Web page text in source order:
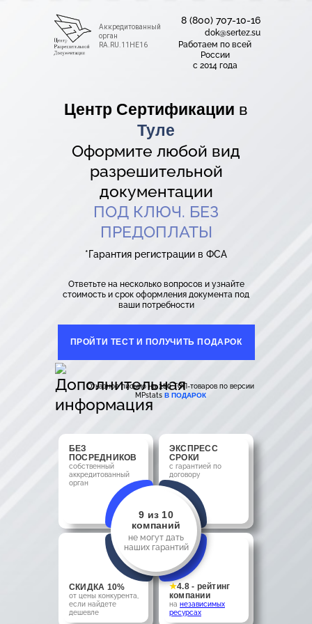
Аккредитованный
орган
RA.RU.11НЕ16
8 (800) 707-10-16
dok@sertez.su
Работаем по всей
Роcсии
с 2014 года
Центр Сертификации в
Туле
Оформите любой вид
разрешительной
документации
ПОД КЛЮЧ. БЕЗ
ПРЕДОПЛАТЫ
*Гарантия регистрации в ФСА
Ответьте на несколько вопросов и узнайте
стоимость и срок оформления документа под
ваши потребности
ПРОЙТИ ТЕСТ И ПОЛУЧИТЬ ПОДАРОК
Отказное письмо на150ТОП-товаров по версии
MPstats В ПОДАРОК
БЕЗ
ПОСРЕДНИКОВ
собственный
аккредитованный
орган
ЭКСПРЕСС
СРОКИ
с гарантией по
договору
9 из 10
компаний
не могут дать
наших гарантий
СКИДКА 10%
от цены конкурента,
если найдете
дешевле
★4.8 - рейтинг
компании
на независимых
ресурсах